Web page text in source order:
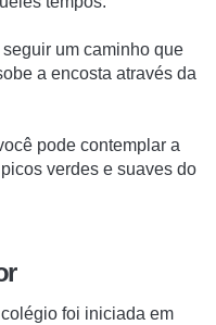
um caminho que
a encosta através da
pode contemplar a
verdes e suaves do
foi iniciada em